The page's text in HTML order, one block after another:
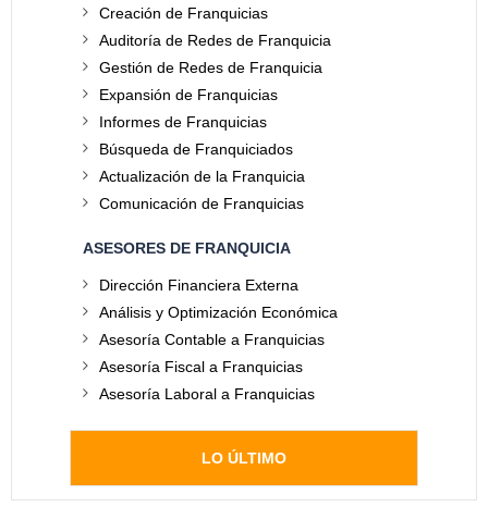
Creación de Franquicias
Auditoría de Redes de Franquicia
Gestión de Redes de Franquicia
Expansión de Franquicias
Informes de Franquicias
Búsqueda de Franquiciados
Actualización de la Franquicia
Comunicación de Franquicias
ASESORES DE FRANQUICIA
Dirección Financiera Externa
Análisis y Optimización Económica
Asesoría Contable a Franquicias
Asesoría Fiscal a Franquicias
Asesoría Laboral a Franquicias
LO ÚLTIMO